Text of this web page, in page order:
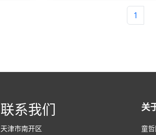
1
联系我们
天津市南开区
关
童